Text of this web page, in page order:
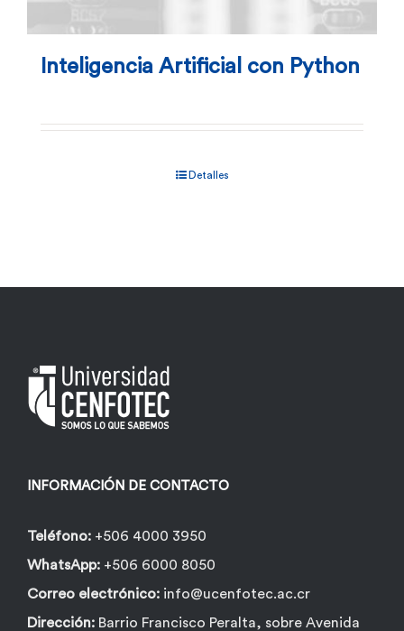
Inteligencia Artificial con Python
Detalles
INFORMACIÓN DE CONTACTO
Teléfono: +506 4000 3950
WhatsApp: +506 6000 8050
Correo electrónico: info@ucenfotec.ac.cr
Dirección: Barrio Francisco Peralta, sobre Avenida